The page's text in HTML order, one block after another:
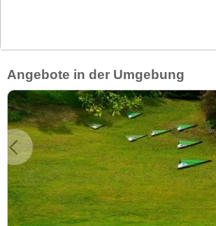
Angebote in der Umgebung